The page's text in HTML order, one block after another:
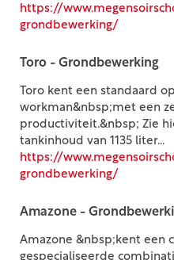
https://
grondbewerking/
Toro - Grondbewerking
Toro kent een standaard
workman&nbsp;met een
productiviteit.&nbsp; Zie
tankinhoud van 1135 liter...
https://
grondbewerking/
Amazone -
Amazone &nbsp;kent een
gespecialiseerde